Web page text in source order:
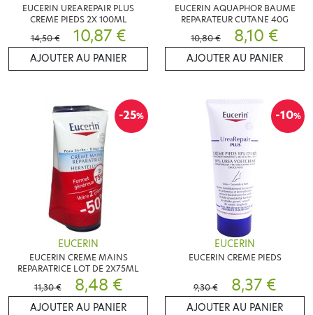
EUCERIN UREAREPAIR PLUS
CREME PIEDS 2X 100ML
14,50 €
10,87 €
AJOUTER AU PANIER
EUCERIN AQUAPHOR BAUME
REPARATEUR CUTANE 40G
10,80 €
8,10 €
AJOUTER AU PANIER
-25%
EUCERIN
EUCERIN CREME MAINS
REPARATRICE LOT DE 2X75ML
11,30 €
8,48 €
AJOUTER AU PANIER
-10%
EUCERIN
EUCERIN CREME PIEDS
9,30 € 8,37 €
AJOUTER AU PANIER